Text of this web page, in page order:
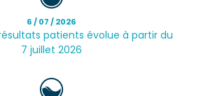
6 / 07 / 2026
patients évolue à partir du
7 juillet 2026